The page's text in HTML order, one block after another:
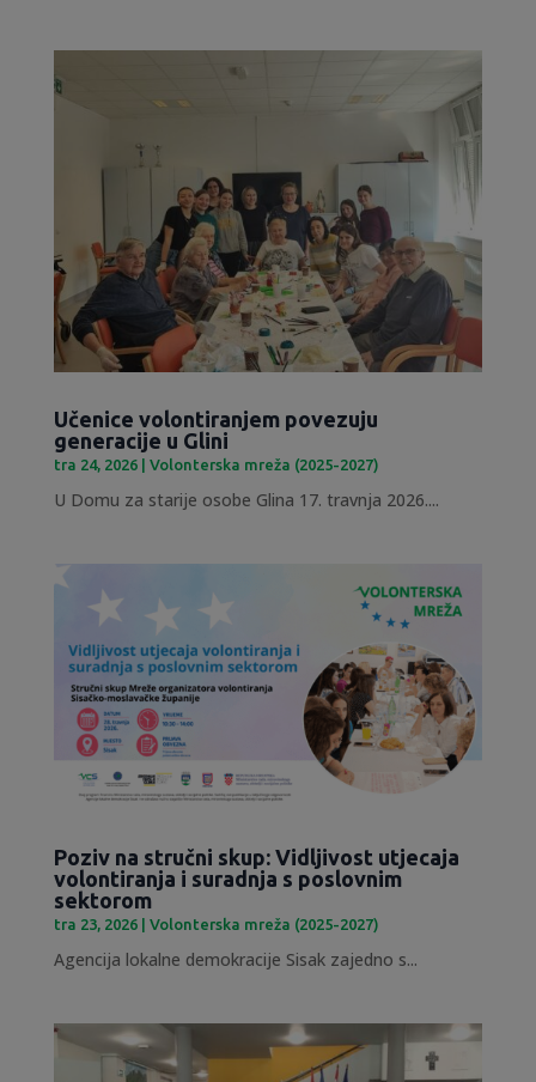
Učenice volontiranjem povezuju
generacije u Glini
tra 24, 2026| Volonterska mreža (2025-2027)
U Domu za starije osobe Glina 17. travnja 2026....
Poziv na stručni skup: Vidljivost utjecaja
volontiranja i suradnja s poslovnim
sektorom
tra 23, 2026| Volonterska mreža (2025-2027)
Agencija lokalne demokracije Sisak zajedno s...